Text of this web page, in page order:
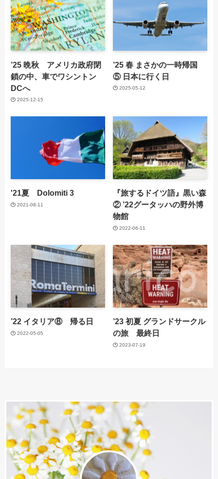
’25 晩秋 アメリカ政府閉
鎖の中、車でワシントン
DCへ
2025-12-15
’25 春 まさかの一時帰国
⑤ 日本に行く日
2025-05-12
'21夏 Dolomiti 3
2021-08-11
『旅するドイツ語』黒い森
② ’22グータッハの野外博
物館
2022-06-11
’22 イタリア⑧ 帰る日
2022-05-05
’23 初夏 グランドサークル
の旅 最終日
2023-07-19